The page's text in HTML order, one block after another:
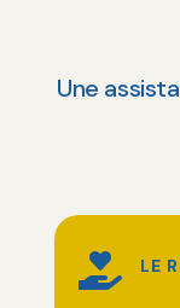
Une
 LE